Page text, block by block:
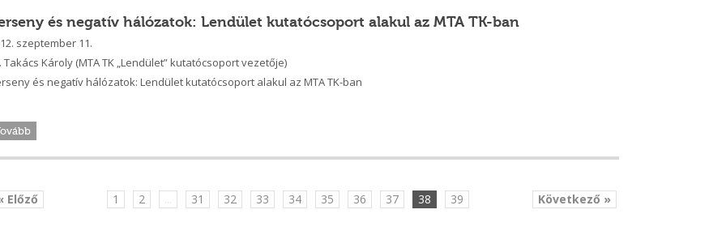
és negatív hálózatok: Lendület kutatócsoport alakul az MTA TK-ban
szeptember 11.
Takács Károly (MTA TK „Lendület” kutatócsoport vezetője)
és negatív hálózatok: Lendület kutatócsoport alakul az MTA TK-ban
Előző 1 2 ... 31 32 33 34 35 36 37 38 39 Következő »